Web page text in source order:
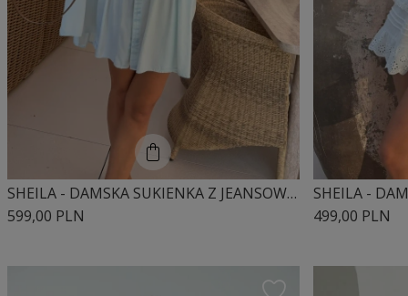
SHEILA - DAMSKA SUKIENKA Z JEANSOWEJ TKANINY Z EFEKTEM SPRANIA 'KATIA'
599,00 PLN
499,00 PLN